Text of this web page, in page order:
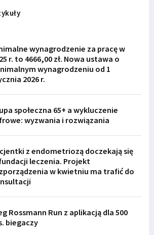
wynagrodzenie za pracę w
r. to 4666,00 zł. Nowa ustawa o
wynagrodzeniu od 1
2026 r.
społeczna 65+ a wykluczenie
wyzwania i rozwiązania
z endometriozą doczekają się
leczenia. Projekt
w kwietniu ma trafić do
Rossmann Run z aplikacją dla 500
biegaczy